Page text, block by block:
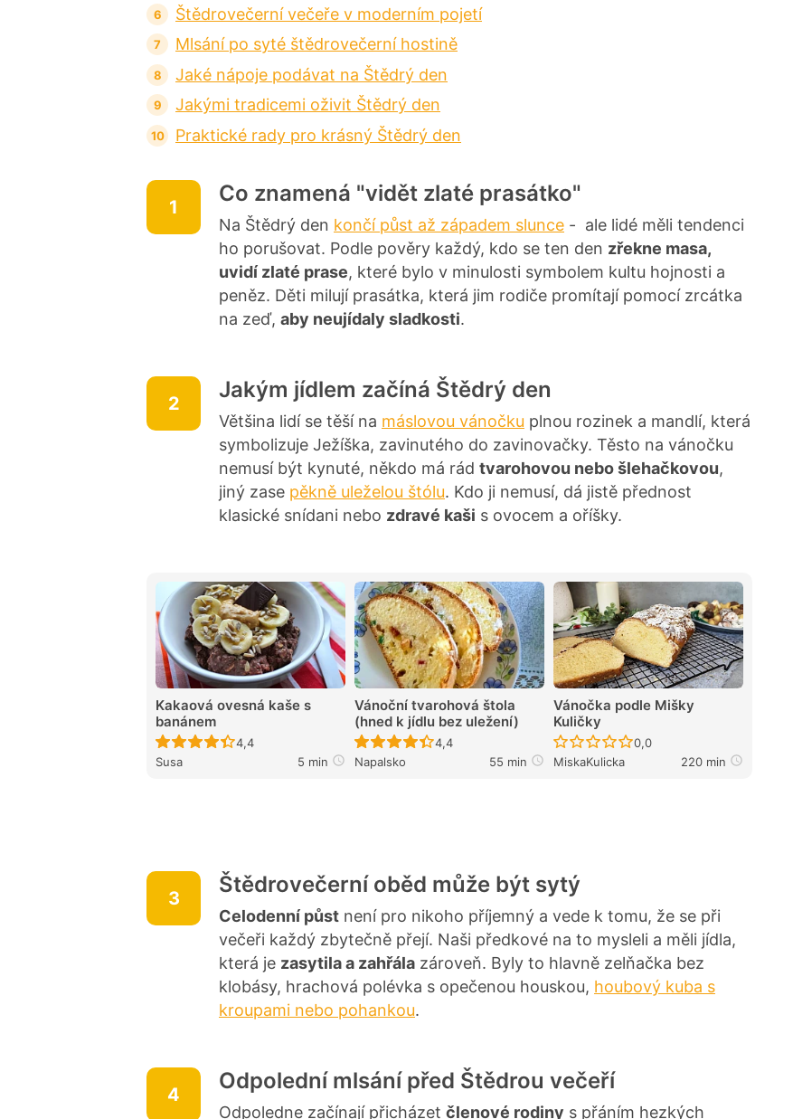
Štědrovečerní večeře v moderním pojetí
Mlsání po syté štědrovečerní hostině
Jaké nápoje podávat na Štědrý den
Jakými tradicemi oživit Štědrý den
Praktické rady pro krásný Štědrý den
1
Co znamená "vidět zlaté prasátko"
Na Štědrý den končí půst až západem slunce - ale lidé měli tendenci
ho porušovat. Podle pověry každý, kdo se ten den zřekne masa,
uvidí zlaté prase, které bylo v minulosti symbolem kultu hojnosti a
peněz. Děti milují prasátka, která jim rodiče promítají pomocí zrcátka
na zeď, aby neujídaly sladkosti.
2
Jakým jídlem začíná Štědrý den
Většina lidí se těší na máslovou vánočku plnou rozinek a mandlí, která
symbolizuje Ježíška, zavinutého do zavinovačky. Těsto na vánočku
nemusí být kynuté, někdo má rád tvarohovou nebo šlehačkovou,
jiný zase pěkně uleželou štólu. Kdo ji nemusí, dá jistě přednost
klasické snídani nebo zdravé kaši s ovocem a oříšky.
Kakaová ovesná kaše s
banánem
Recept ještě nebyl hodnocen
4,4
Susa
5 min
Vánoční tvarohová štola
(hned k jídlu bez uležení)
Recept ještě nebyl hodnocen
4,4
Napalsko
55 min
Vánočka podle Mišky
Kuličky
Recept ještě nebyl hodnocen
0,0
MiskaKulicka
220 min
3
Štědrovečerní oběd může být sytý
Celodenní půst není pro nikoho příjemný a vede k tomu, že se při
večeři každý zbytečně přejí. Naši předkové na to mysleli a měli jídla,
která je zasytila a zahřála zároveň. Byly to hlavně zelňačka bez
klobásy, hrachová polévka s opečenou houskou, houbový kuba s
kroupami nebo pohankou.
4
Odpolední mlsání před Štědrou večeří
Odpoledne začínají přicházet členové rodiny s přáním hezkých